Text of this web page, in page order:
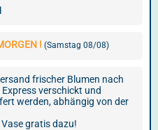
! (Samstag 08/08)
frischer Blumen nach
verschickt und
werden, abhängig von der
gratis dazu!